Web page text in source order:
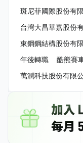
斑尼菲國際股份有
台灣大昌華嘉股份
東鋼鋼結構股份有
年後轉職
酷熊賽
萬潤科技股份有限